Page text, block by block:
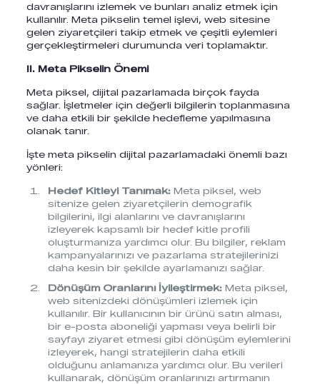
davranışlarını izlemek ve bunları analiz etmek için
kullanılır. Meta pikselin temel işlevi, web sitesine
gelen ziyaretçileri takip etmek ve çeşitli eylemleri
gerçekleştirmeleri durumunda veri toplamaktır.
II. Meta Pikselin Önemi
Meta piksel, dijital pazarlamada birçok fayda
sağlar. İşletmeler için değerli bilgilerin toplanmasına
ve daha etkili bir şekilde hedefleme yapılmasına
olanak tanır.
İşte meta pikselin dijital pazarlamadaki önemli bazı
yönleri:
Hedef Kitleyi Tanımak:Meta piksel, web
sitenize gelen ziyaretçilerin demografik
bilgilerini, ilgi alanlarını ve davranışlarını
izleyerek kapsamlı bir hedef kitle profili
oluşturmanıza yardımcı olur. Bu bilgiler, reklam
kampanyalarınızı ve pazarlama stratejilerinizi
daha kesin bir şekilde ayarlamanızı sağlar.
Dönüşüm Oranlarını İyileştirmek:Meta piksel,
web sitenizdeki dönüşümleri izlemek için
kullanılır. Bir kullanıcının bir ürünü satın alması,
bir e-posta aboneliği yapması veya belirli bir
sayfayı ziyaret etmesi gibi dönüşüm eylemlerini
izleyerek, hangi stratejilerin daha etkili
olduğunu anlamanıza yardımcı olur. Bu verileri
kullanarak, dönüşüm oranlarınızı artırmanın